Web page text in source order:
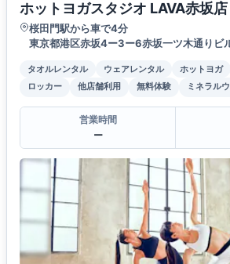
ホットヨガスタジオ LAVA赤坂店
桜田門駅から車で4分
東京都港区赤坂4ー3ー6赤坂一ツ木通りビ
タオルレンタル ウェアレンタル ホットヨガ
ロッカー
他店舗利用 無料体験 ミネラル
営業時間
ー